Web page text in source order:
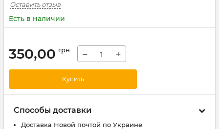
Оставить отзыв
Есть в наличии
350,00 грн − +
Купить
Способы доставки
Доставка Новой почтой по Украине